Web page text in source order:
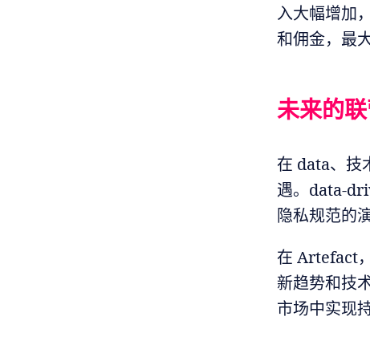
入大幅增加
和佣金，最
未来的
在 data、技
遇。data-
隐私规范的
在 Artefact
新趋势和技
市场中实现